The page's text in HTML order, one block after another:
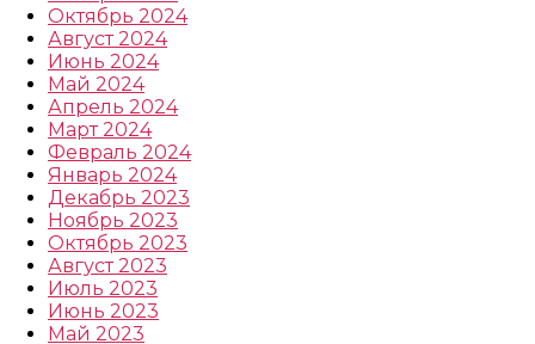
Октябрь 2024
Август 2024
Июнь 2024
Май 2024
Апрель 2024
Март 2024
Февраль 2024
Январь 2024
Декабрь 2023
Ноябрь 2023
Октябрь 2023
Август 2023
Июль 2023
Июнь 2023
Май 2023